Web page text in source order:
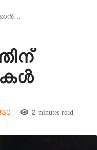
2 minutes read